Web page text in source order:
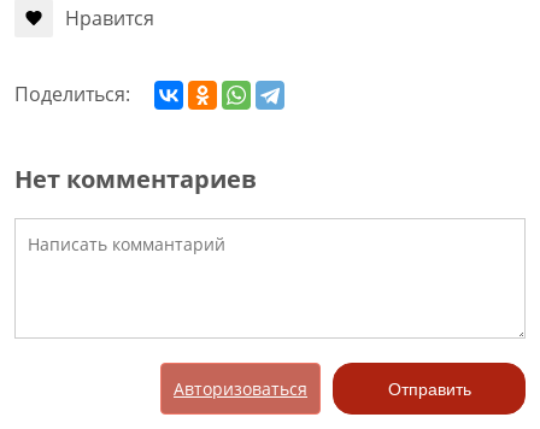
Нравится
Поделиться:
Нет комментариев
Авторизоваться Отправить